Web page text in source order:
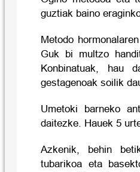
guztiak baino
Metodo
Guk bi multzo
Konbinatuak, hau
gestagenoak soilik
Umetoki barneko
daitezke. Hauek 5
Azkenik, behin
tubarikoa eta